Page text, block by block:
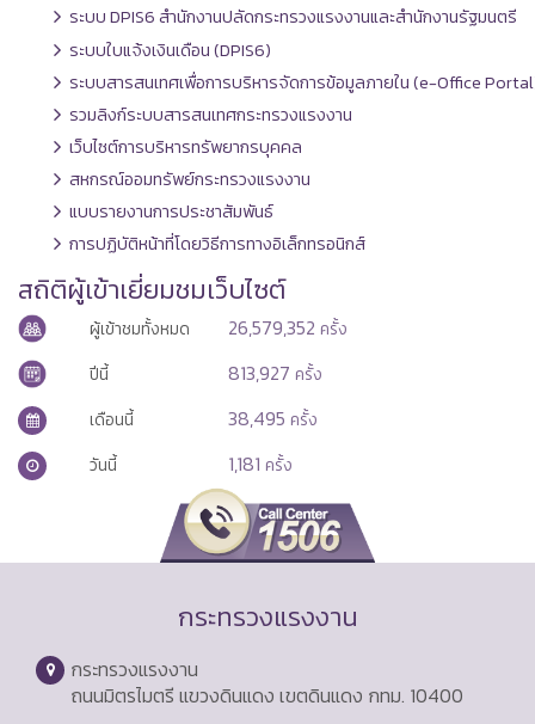
ระบบ DPIS6 สำนักงานปลัดกระทรวงแรงงานและสำนักงานรัฐมนตรี
ระบบใบแจ้งเงินเดือน (DPIS6)
ระบบสารสนเทศเพื่อการบริหารจัดการข้อมูลภายใน (e-Office
รวมลิงก์ระบบสารสนเทศกระทรวงแรงงาน
เว็บไซต์การบริหารทรัพยากรบุคคล
สหกรณ์ออมทรัพย์กระทรวงแรงงาน
แบบรายงานการประชาสัมพันธ์
การปฏิบัติหน้าที่โดยวิธีการทางอิเล็กทรอนิกส์
สถิติผู้เข้าเยี่ยมชมเว็บไซต์
ผู้เข้าชมทั้งหมด 26,579,352 ครั้ง
ปีนี้
813,927 ครั้ง
เดือนนี้
38,495 ครั้ง
วันนี้
1,181 ครั้ง
กระทรวงแรงงาน
กระทรวงแรงงาน
ถนนมิตรไมตรี แขวงดินแดง เขตดินแดง กทม. 10400